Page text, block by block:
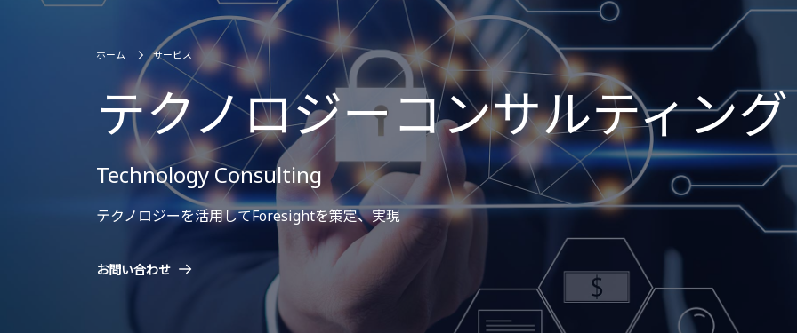
ホーム サービス
テクノロジーコンサルティング
Technology Consulting
テクノロジーを活用してForesightを策定、実現
お問い合わせ